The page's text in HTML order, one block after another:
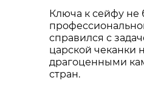
Ключа к сейфу не
справился с
царской чеканки
драгоценными
стран.